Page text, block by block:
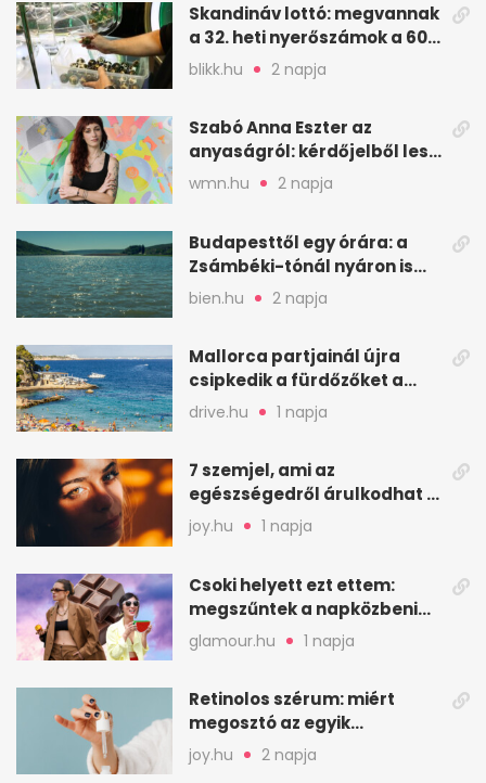
Skandináv lottó: megvannak
a 32. heti nyerőszámok a 600
milliós játékhoz
blikk.hu 2 napja
Szabó Anna Eszter az
anyaságról: kérdőjelből lesz
valaha felkiáltójel?
wmn.hu 2 napja
Budapesttől egy órára: a
Zsámbéki-tónál nyáron is
van hely
bien.hu 2 napja
Mallorca partjainál újra
csipkedik a fürdőzőket a
halak a sekély vízben
drive.hu 1 napja
7 szemjel, ami az
egészségedről árulkodhat –
erre figyelj oda
joy.hu 1 napja
Csoki helyett ezt ettem:
megszűntek a napközbeni
nassolási rohamok
glamour.hu 1 napja
Retinolos szérum: miért
megosztó az egyik
leghatásosabb
öregedésgátló?
joy.hu 2 napja